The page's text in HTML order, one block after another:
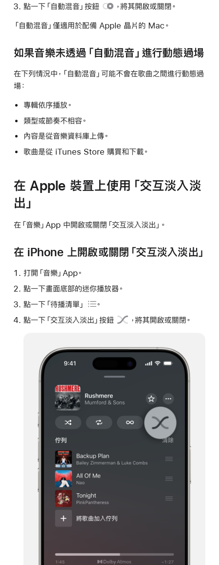
點一下「自動混音」按鈕 ，將其開啟或關閉。
「自動混音」僅適用於配備 Apple 晶片的 Mac。
如果音樂未透過「自動混音」進行動態過場
在下列情況中，「自動混音」可能不會在歌曲之間進行動態過
場：
專輯依序播放。
類型或節奏不相容。
內容是從音樂資料庫上傳。
歌曲是從 iTunes Store 購買和下載。
在 Apple 裝置上使用「交互淡入淡
出」
在「音樂」App 中開啟或關閉「交互淡入淡出」。
在 iPhone 上開啟或關閉「交互淡入淡出」
打開「音樂」App。
點一下畫面底部的迷你播放器。
點一下「待播清單」
。
點一下「交互淡入淡出」按鈕 ，將其開啟或關閉。